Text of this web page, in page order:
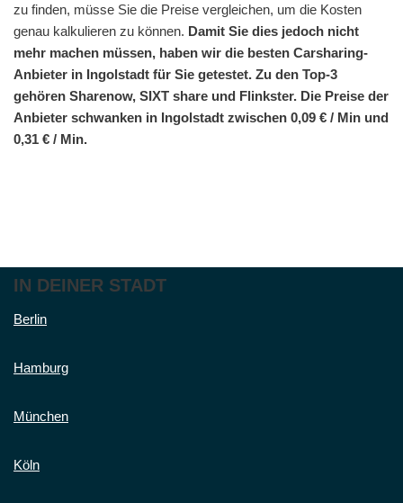
zu finden, müsse Sie die Preise vergleichen, um die Kosten
genau kalkulieren zu können. Damit Sie dies jedoch nicht
mehr machen müssen, haben wir die besten Carsharing-
Anbieter in Ingolstadt für Sie getestet. Zu den Top-3
gehören Sharenow, SIXT share und Flinkster. Die Preise der
Anbieter schwanken in Ingolstadt zwischen 0,09 € / Min und
0,31 € / Min.
IN DEINER STADT
Berlin
Hamburg
München
Köln